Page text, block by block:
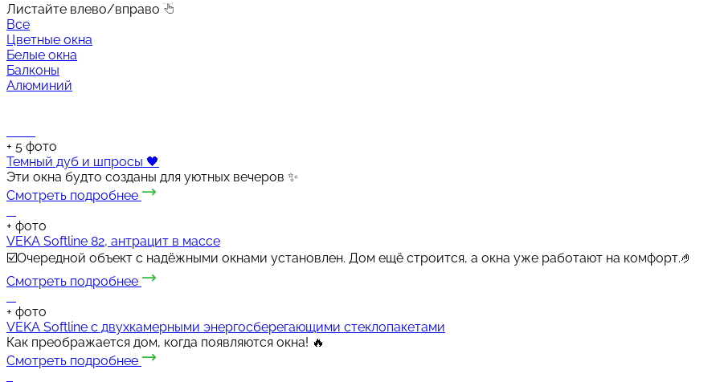
Листайте влево/вправо
Все
Цветные окна
Белые окна
Балконы
Алюминий
+ 5 фото
Темный дуб и шпросы 🖤
Эти окна будто созданы для уютных вечеров ✨
Смотреть подробнее
+ фото
VEKA Softline 82, антрацит в массе
☑️Очередной объект с надёжными окнами установлен. Дом ещё строится, а окна уже работают на комфорт.🤌
Смотреть подробнее
+ фото
VEKA Softline с двухкамерными энергосберегающими стеклопакетами
Как преображается дом, когда появляются окна! 🔥
Смотреть подробнее